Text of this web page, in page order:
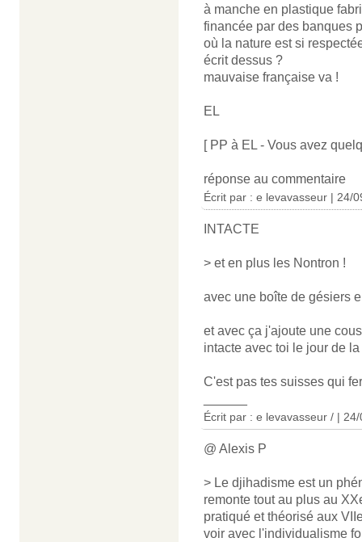
à manche en plastique
financée par des banques
où la nature est si
écrit dessus ?
mauvaise française va !
EL
[ PP à EL - Vous avez
réponse au commentaire
Écrit par : e levavasseur | 24/
INTACTE
> et en plus les Nontron !
avec une boîte de gésiers
et avec ça j'ajoute une
intacte avec toi le jour de
C'est pas tes suisses qui
Écrit par : e levavasseur / |
@ Alexis P
> Le djihadisme est un
remonte tout au plus au
pratiqué et théorisé aux
voir avec l'individualisme